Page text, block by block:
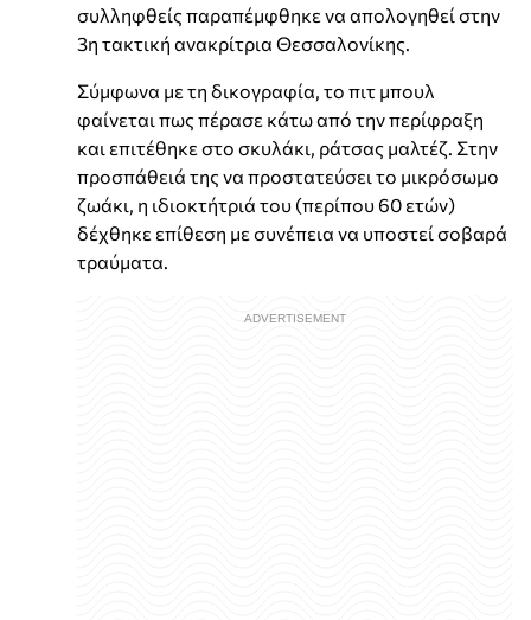
συλληφθείς παραπέμφθηκε να απολογηθεί στην
3η τακτική ανακρίτρια Θεσσαλονίκης.
Σύμφωνα με τη δικογραφία, το πιτ μπουλ
φαίνεται πως πέρασε κάτω από την περίφραξη
και επιτέθηκε στο σκυλάκι, ράτσας μαλτέζ. Στην
προσπάθειά της να προστατεύσει το μικρόσωμο
ζωάκι, η ιδιοκτήτριά του (περίπου 60 ετών)
δέχθηκε επίθεση με συνέπεια να υποστεί σοβαρά
τραύματα.